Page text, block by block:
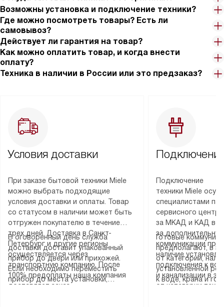
Возможны установка и подключение техники?
Где можно посмотреть товары? Есть ли
самовывоз?
Действует ли гарантия на товар?
Как можно оплатить товар, и когда внести
оплату?
Техника в наличии в России или это предзаказ?
Условия доставки
При заказе бытовой техники Miele
можно выбрать подходящие
условия доставки и оплаты. Товар
со статусом в наличии может быть
отгружен покупателю в течение
трех дней. Доставка в Санкт-
Петербург и другие регионы
осуществляется через
транспортную компанию. После
100% предоплаты наша компания
доставляет заказ
В оговоренный день служба
доставки доставит упакованный
прибор до двери или прихожей.
Если необходимо переместить
прибор до места установки,
Подключение
техники Miele
специалистами
сервисного
за МКАД и КАД
за
коммуникации
наличие
подключения к
и канализации в
от категории
Готовые
предполагают, в
от категории,
установленной
к воде, крана и